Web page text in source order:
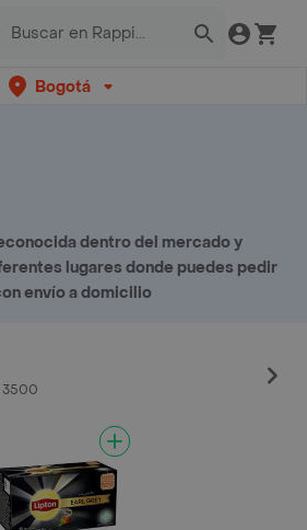
Bogotá
dentro del mercado y
lugares donde puedes pedir
envío a domicilio
3500